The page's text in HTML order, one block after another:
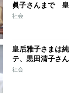
眞子さんまで 皇
のファッションと
社会
皇后雅子さまは
テ、黒田清子さ
ス」と話題に 女
社会